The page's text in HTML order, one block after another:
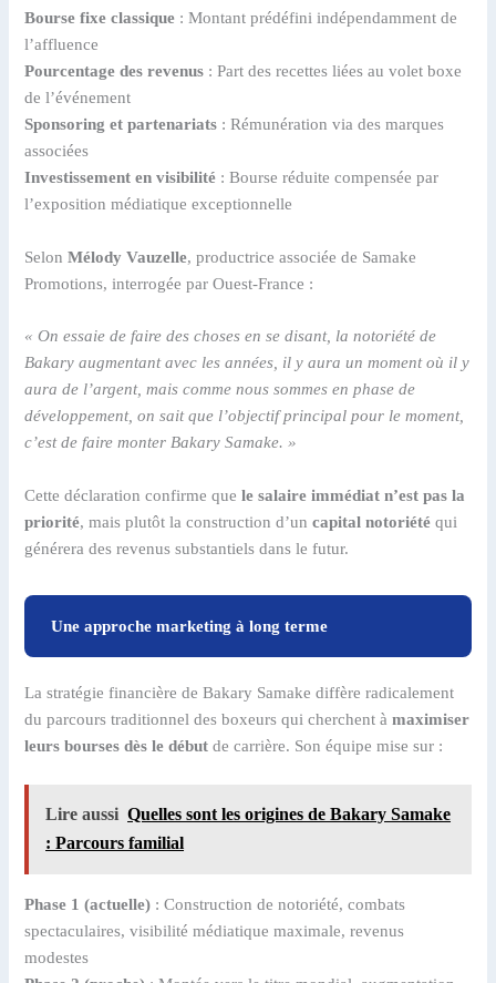
Bourse fixe classique : Montant prédéfini indépendamment de
l’affluence
Pourcentage des revenus : Part des recettes liées au volet boxe
de l’événement
Sponsoring et partenariats : Rémunération via des marques
associées
Investissement en visibilité : Bourse réduite compensée par
l’exposition médiatique exceptionnelle
SelonMélody Vauzelle, productrice associée de Samake
Promotions, interrogée par Ouest-France :
« On essaie de faire des choses en se disant, la notoriété de
Bakary augmentant avec les années, il y aura un moment où il y
aura de l’argent, mais comme nous sommes en phase de
développement, on sait que l’objectif principal pour le moment,
c’est de faire monter Bakary Samake. »
Cette déclaration confirme quele salaire immédiat n’est pas la
priorité, mais plutôt la construction d’uncapital notoriété qui
générera des revenus substantiels dans le futur.
Une approche marketing à long terme
La stratégie financière de Bakary Samake diffère radicalement
du parcours traditionnel des boxeurs qui cherchent àmaximiser
leurs bourses dès le début de carrière. Son équipe mise sur :
Lire aussi Quelles sont les origines de Bakary Samake
: Parcours familial
Phase 1 (actuelle) : Construction de notoriété, combats
spectaculaires, visibilité médiatique maximale, revenus
modestes